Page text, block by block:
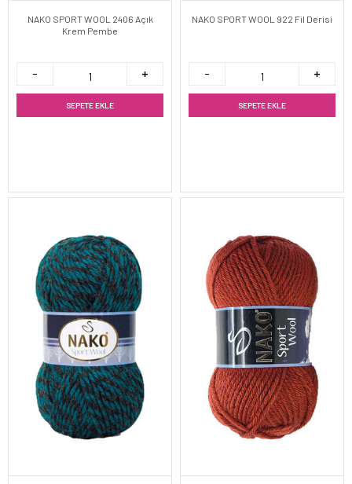
NAKO SPORT WOOL 2406 Açık
Krem Pembe
SEPETE EKLE
NAKO SPORT WOOL 922 Fil Derisi
SEPETE EKLE